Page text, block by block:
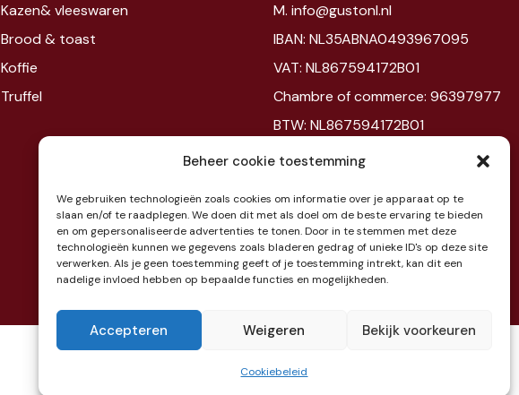
Beheer cookie toestemming
We gebruiken technologieën zoals cookies om informatie over je apparaat op te
slaan en/of te raadplegen. We doen dit met als doel om de beste ervaring te bieden
en om gepersonaliseerde advertenties te tonen. Door in te stemmen met deze
technologieën kunnen we gegevens zoals bladeren gedrag of unieke ID's op deze site
verwerken. Als je geen toestemming geeft of je toestemming intrekt, kan dit een
nadelige invloed hebben op bepaalde functies en mogelijkheden.
Accepteren Weigeren Bekijk voorkeuren
Cookiebeleid
Kazen&vleeswaren
Brood & toast
Koffie
Truffel
M. info@gustonl.nl
IBAN: NL35ABNA0493967095
VAT: NL867594172B01
Chambre of commerce: 96397977
BTW: NL867594172B01
Showroom
Jaarbeursplein 6
3521 AL Utrecht
Etage 3